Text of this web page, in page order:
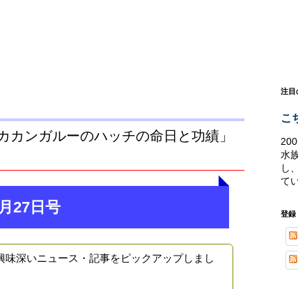
カンガルーのハッチの命日と功績」
27日号
味深いニュース・記事をピックアップしまし
注目
こ
水
し
て
登録